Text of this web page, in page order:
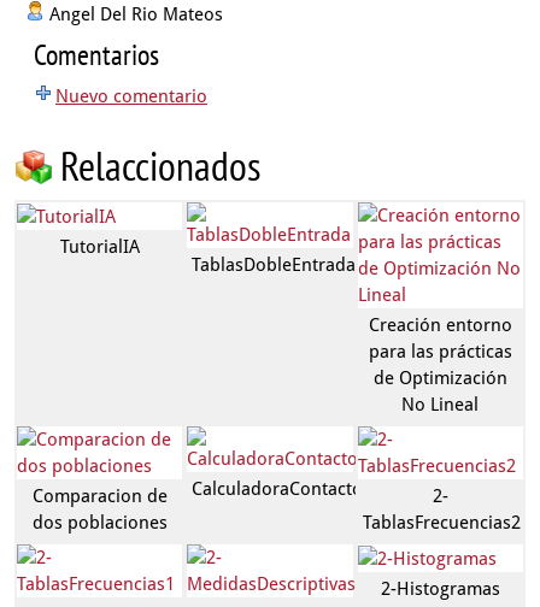
Angel Del Rio Mateos
Comentarios
Nuevo comentario
Relaccionados
TutorialIA
TablasDobleEntrada
Creación entorno
para las prácticas
de Optimización
No Lineal
Comparacion de
dos poblaciones
CalculadoraContactos2
2-
TablasFrecuencias2
2-Histogramas